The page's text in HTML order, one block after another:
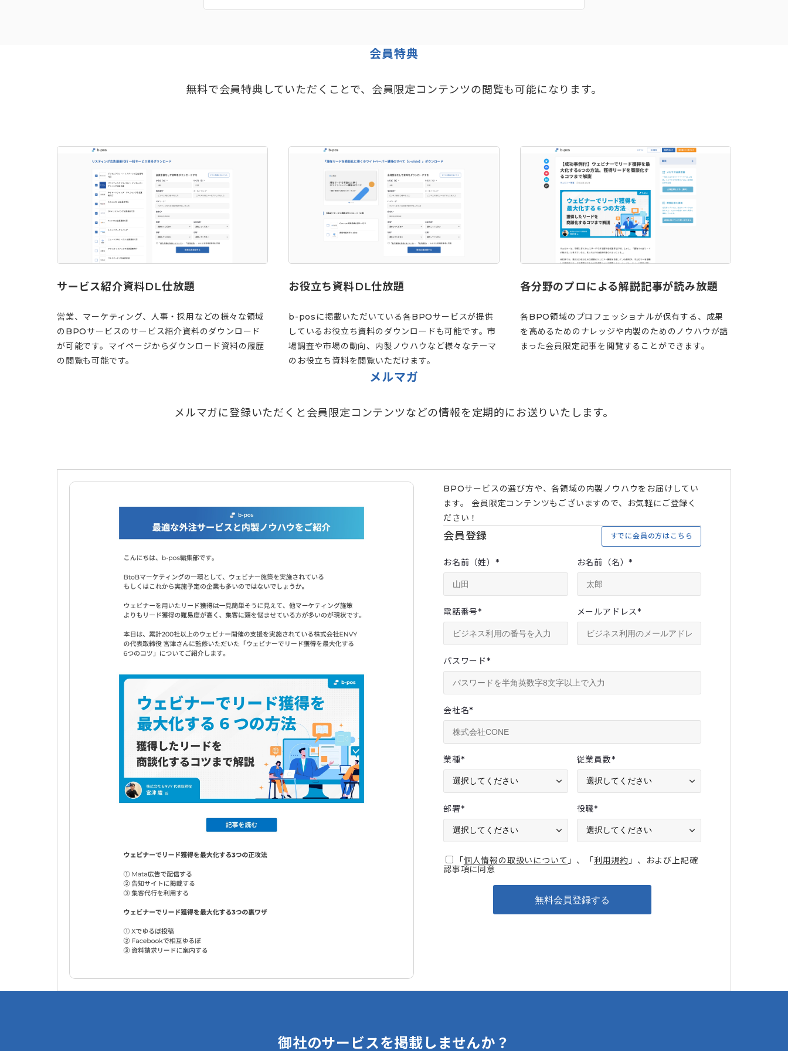
会員特典
無料で会員特典していただくことで、会員限定コンテンツの閲覧も可能になります。
サービス紹介資料DL仕放題
営業、マーケティング、人事・採用などの様々な領域
のBPOサービスのサービス紹介資料のダウンロード
が可能です。マイページからダウンロード資料の履歴
の閲覧も可能です。
お役立ち資料DL仕放題
b-posに掲載いただいている各BPOサービスが提供
しているお役立ち資料のダウンロードも可能です。市
場調査や市場の動向、内製ノウハウなど様々なテーマ
のお役立ち資料を閲覧いただけます。
各分野のプロによる解説記事が読み放題
各BPO領域のプロフェッショナルが保有する、成果
を高めるためのナレッジや内製のためのノウハウが詰
まった会員限定記事を閲覧することができます。
メルマガ
メルマガに登録いただくと会員限定コンテンツなどの情報を定期的にお送りいたします。
BPOサービスの選び方や、各領域の内製ノウハウをお届けしてい
ます。 会員限定コンテンツもございますので、お気軽にご登録く
ださい！
会員登録 すでに会員の方はこちら
お名前（姓） * お名前（名）*
電話番号* メールアドレス*
パスワード*
会社名*
業種* 従業員数*
部署* 役職*
「個人情報の取扱いについて 」、「利用規約 」、および上記確
認事項に同意
御社のサービスを掲載しませんか？